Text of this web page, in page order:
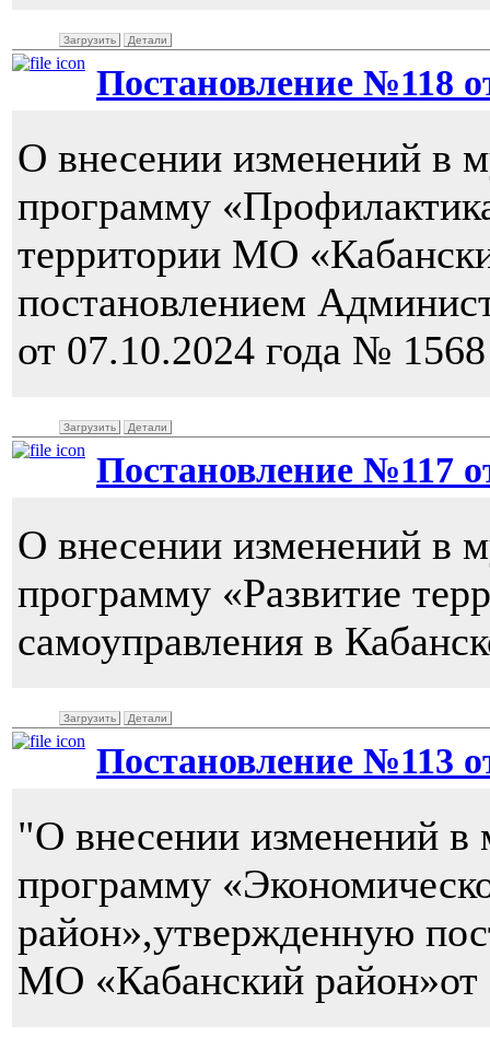
Загрузить Детали
Постановление №118
О внесении изменений в
программу
территории МО
постановлением
от 07.10.2024 года № 1568
Загрузить Детали
Постановление №117
О внесении изменений в
программу «Развитие
самоуправления в
Загрузить Детали
Постановление №113
"О внесении изменений
программу
район»,утвержденную
МО «Кабанский